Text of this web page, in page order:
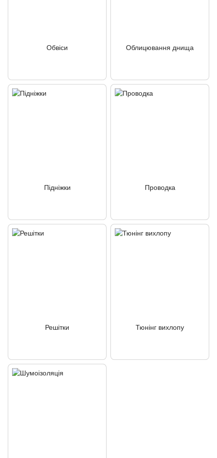
Обвіси Облицювання днища
Підніжки Проводка
Решітки Тюнінг вихлопу